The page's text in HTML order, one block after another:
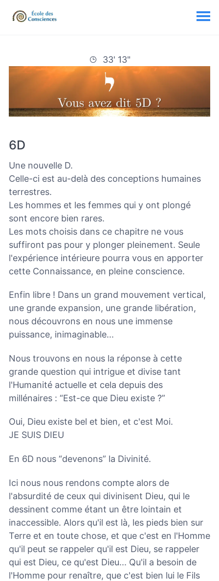
33' 13"
6D
Une nouvelle D.
Celle-ci est au-delà des conceptions humaines
terrestres.
Les hommes et les femmes qui y ont plongé
sont encore bien rares.
Les mots choisis dans ce chapitre ne vous
suffiront pas pour y plonger pleinement. Seule
l'expérience intérieure pourra vous en apporter
cette Connaissance, en pleine conscience.
Enfin libre ! Dans un grand mouvement vertical,
une grande expansion, une grande libération,
nous découvrons en nous une immense
puissance, inimaginable...
Nous trouvons en nous la réponse à cette
grande question qui intrigue et divise tant
l'Humanité actuelle et cela depuis des
millénaires : “Est-ce que Dieu existe ?”
Oui, Dieu existe bel et bien, et c'est Moi.
JE SUIS DIEU
En 6D nous “devenons” la Divinité.
Ici nous nous rendons compte alors de
l'absurdité de ceux qui divinisent Dieu, qui le
dessinent comme étant un être lointain et
inaccessible. Alors qu'il est là, les pieds bien sur
Terre et en toute chose, et que c'est en l'Homme
qu'il peut se rappeler qu'il est Dieu, se rappeler
qui est Dieu, ce qu'est Dieu... Qu'il a besoin de
l'Homme pour renaître, que c'est bien lui le Fils